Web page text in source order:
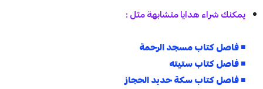
يمكنك شراء هدايا متشابهة مثل :
◾فاصل كتاب مسجد الرحمة
◾فاصل كتاب ستيته
◾فاصل كتاب سكة حديد الحجاز